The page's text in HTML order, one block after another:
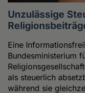
Unzulässige
Eine
Bundesministerium
als steuerlich
während sie